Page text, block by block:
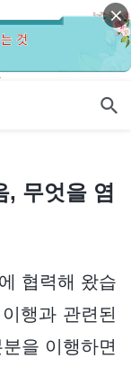
까?
, 무엇을 염
협력해 왔습
행과 관련된
을 이행하면